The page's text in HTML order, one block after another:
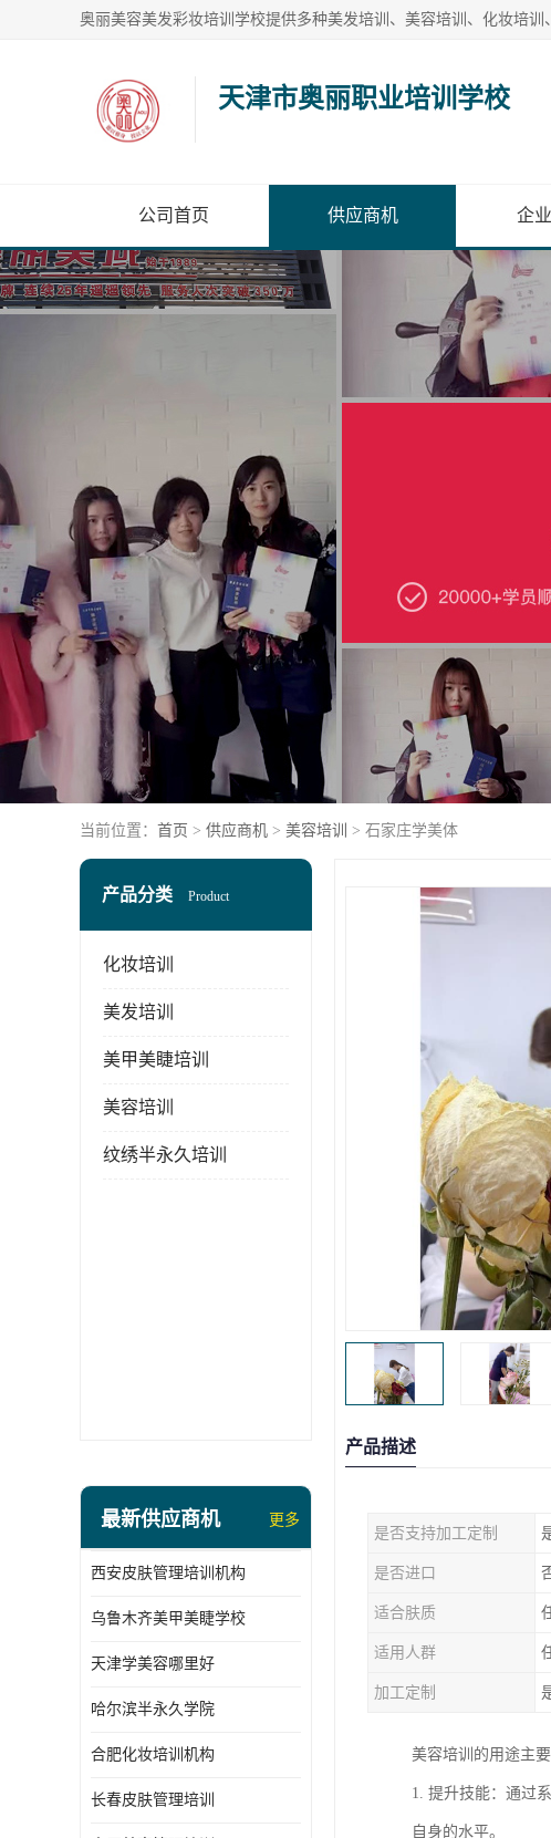
天津市奥丽职业培训学校
公司首页 供应商机 企
当前位置： 首页 > 供应商机 > 美容培训 > 石家庄学美体
产品分类 Product
化妆培训
美发培训
美甲美睫培训
美容培训
纹绣半永久培训
最新供应商机 更多
西安皮肤管理培训机构
乌鲁木齐美甲美睫学校
天津学美容哪里好
哈尔滨半永久学院
合肥化妆培训机构
长春皮肤管理培训
产品描述
是否支持加工定制
是否进口
适合肤质
适用人群
加工定制
美容培训的用途主
1. 提升技能：通过
自身的水平。